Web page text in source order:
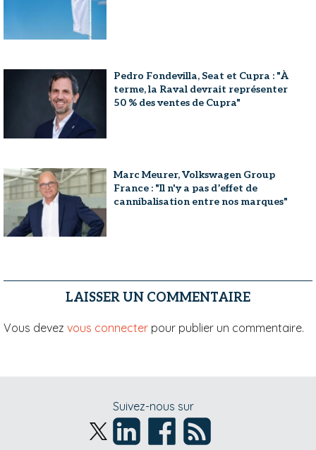
Pedro Fondevilla, Seat et Cupra : "À
terme, la Raval devrait représenter
50 % des ventes de Cupra"
Marc Meurer, Volkswagen Group
France : "Il n'y a pas d’effet de
cannibalisation entre nos marques"
LAISSER UN COMMENTAIRE
Vous devez vous connecter pour publier un commentaire.
Suivez-nous sur